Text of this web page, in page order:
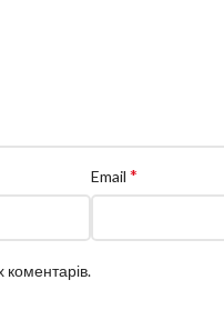
Email *
коментарів.